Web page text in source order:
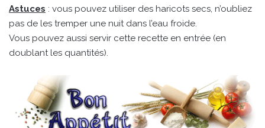
Astuces : vous pouvez utiliser des haricots secs, n’oubliez
pas de les tremper une nuit dans l’eau froide.
Vous pouvez aussi servir cette recette en entrée (en
doublant les quantités).